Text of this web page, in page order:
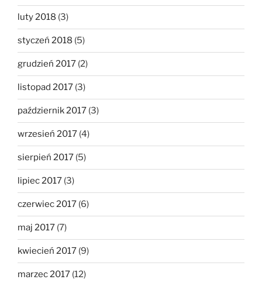
luty 2018 (3)
styczeń 2018 (5)
grudzień 2017 (2)
listopad 2017 (3)
październik 2017 (3)
wrzesień 2017 (4)
sierpień 2017 (5)
lipiec 2017 (3)
czerwiec 2017 (6)
maj 2017 (7)
kwiecień 2017 (9)
marzec 2017 (12)